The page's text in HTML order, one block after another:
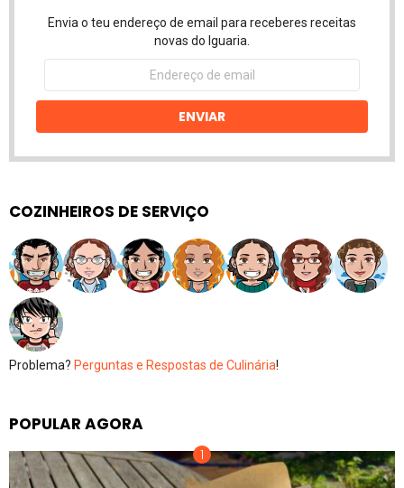
Envia o teu endereço de email para receberes receitas
novas do Iguaria.
Endereço
email
ENVIAR
COZINHEIROS DE SERVIÇO
Problema? Perguntas e Respostas de Culinária!
POPULAR AGORA